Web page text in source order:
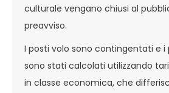
culturale vengano chiusi al
preavviso.
I posti volo sono contingentati e i
sono stati calcolati utilizzando
in classe economica, che